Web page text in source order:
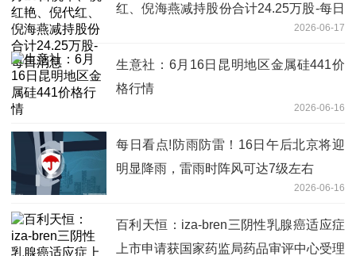
红、倪海燕减持股份合计24.25万股-每日
2026-06-17
生意社：6月16日昆明地区金属硅441价
格行情
2026-06-16
每日看点!防雨防雷！16日午后北京将迎
明显降雨，雷雨时阵风可达7级左右
2026-06-16
百利天恒：iza-bren三阴性乳腺癌适应症
上市申请获国家药监局药品审评中心受理